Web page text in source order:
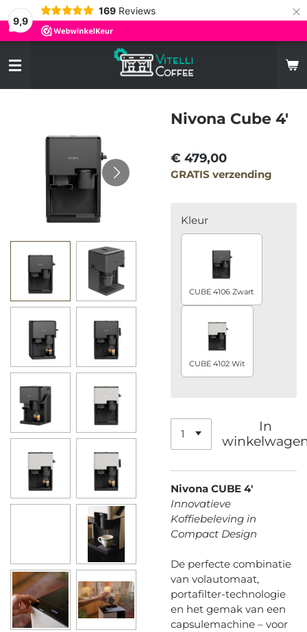
9,9
169 Reviews ×
Nivona Cube 4'
€ 479,00
GRATIS verzending
Kleur
CUBE 4106 Zwart
CUBE 4102 Wit
In
Nivona CUBE 4'
Innovatieve
Koffiebeleving in
Compact Design
De perfecte combinatie
van volautomaat,
portafilter-technologie
en het gemak van een
capsulemachine – voor